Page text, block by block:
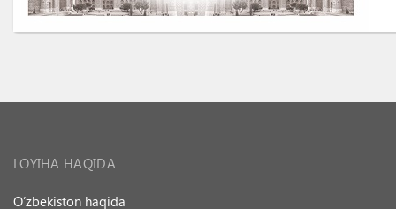
LOYIHA HAQIDA
O’zbekiston haqida